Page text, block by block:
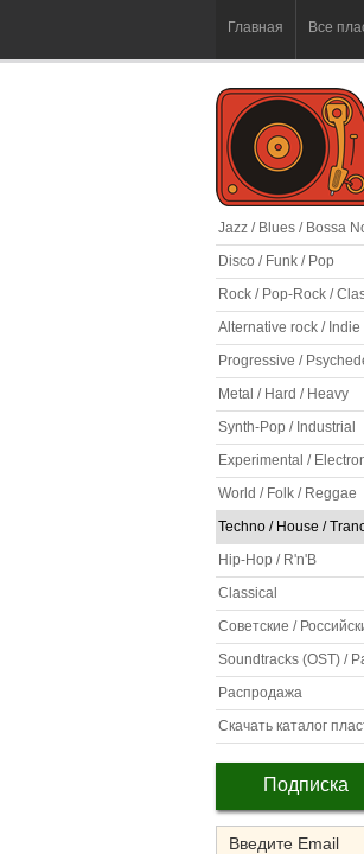
Главная Все
Jazz / Blues / Bossa
Disco / Funk / Pop
Rock / Pop-Rock /
Alternative rock / Indie
Progressive /
Metal / Hard / Heavy
Synth-Pop / Industrial
Experimental /
World / Folk / Reggae
Techno / House /
Hip-Hop / R'n'B
Classical
Советские /
Soundtracks (OST) /
Распродажа
Скачать каталог
Подписка